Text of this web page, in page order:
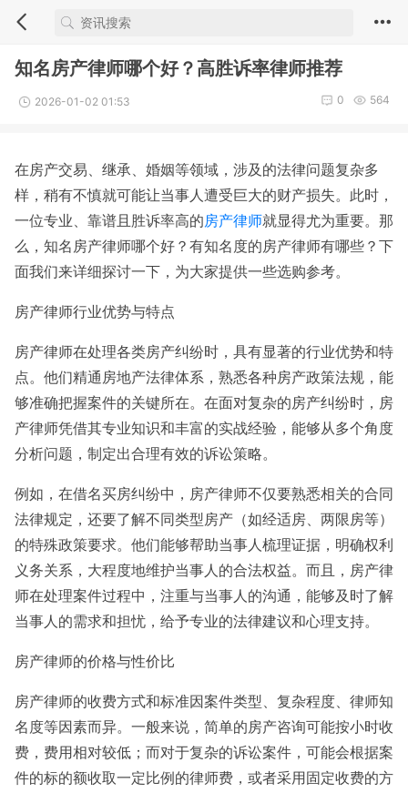
知名房产律师哪个好？高胜诉率律师推荐
2026-01-02 01:53 564
0
在房产交易、继承、婚姻等领域，涉及的法律问题复杂多
样，稍有不慎就可能让当事人遭受巨大的财产损失。此时，
一位专业、靠谱且胜诉率高的房产律师就显得尤为重要。那
么，知名房产律师哪个好？有知名度的房产律师有哪些？下
面我们来详细探讨一下，为大家提供一些选购参考。
房产律师行业优势与特点
房产律师在处理各类房产纠纷时，具有显著的行业优势和特
点。他们精通房地产法律体系，熟悉各种房产政策法规，能
够准确把握案件的关键所在。在面对复杂的房产纠纷时，房
产律师凭借其专业知识和丰富的实战经验，能够从多个角度
分析问题，制定出合理有效的诉讼策略。
例如，在借名买房纠纷中，房产律师不仅要熟悉相关的合同
法律规定，还要了解不同类型房产（如经适房、两限房等）
的特殊政策要求。他们能够帮助当事人梳理证据，明确权利
义务关系，大程度地维护当事人的合法权益。而且，房产律
师在处理案件过程中，注重与当事人的沟通，能够及时了解
当事人的需求和担忧，给予专业的法律建议和心理支持。
房产律师的价格与性价比
房产律师的收费方式和标准因案件类型、复杂程度、律师知
名度等因素而异。一般来说，简单的房产咨询可能按小时收
费，费用相对较低；而对于复杂的诉讼案件，可能会根据案
件的标的额收取一定比例的律师费，或者采用固定收费的方